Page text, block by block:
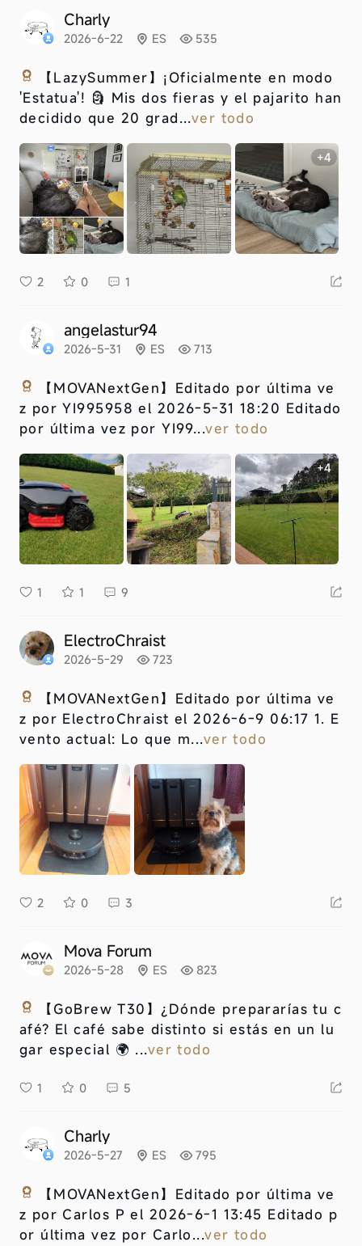
Charly
2026-6-22 ES 535
【LazySummer】 ¡Oficialmente en modo
'Estatua'! 🗿 Mis dos fieras y el pajarito han
decidido que 20 grad...ver todo
+4
2 0 1
angelastur94
2026-5-31 ES 713
【MOVANextGen】 Editado por última ve
z por YI995958 el 2026-5-31 18:20 Editado
por última vez por YI99...ver todo
+4
1 1 9
ElectroChraist
2026-5-29 723
【MOVANextGen】 Editado por última ve
z por ElectroChraist el 2026-6-9 06:17 1. E
vento actual: Lo que m...ver todo
2 0 3
Mova Forum
2026-5-28 ES 823
【GoBrew T30】 ¿Dónde prepararías tu c
afé? El café sabe distinto si estás en un lu
gar especial 🌍 ...ver todo
1 0 5
Charly
2026-5-27 ES 795
【MOVANextGen】 Editado por última ve
z por Carlos P el 2026-6-1 13:45 Editado p
or última vez por Carlo...ver todo